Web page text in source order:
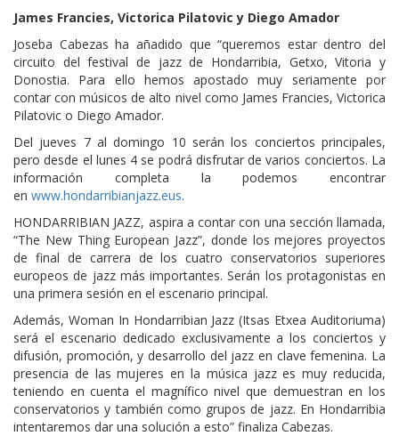
James Francies, Victorica Pilatovic y Diego Amador
Joseba Cabezas ha añadido que “queremos estar dentro del
circuito del festival de jazz de Hondarribia, Getxo, Vitoria y
Donostia. Para ello hemos apostado muy seriamente por
contar con músicos de alto nivel como James Francies, Victorica
Pilatovic o Diego Amador.
Del jueves 7 al domingo 10 serán los conciertos principales,
pero desde el lunes 4 se podrá disfrutar de varios conciertos. La
información completa la podemos encontrar
en www.hondarribianjazz.eus.
HONDARRIBIAN JAZZ, aspira a contar con una sección llamada,
“The New Thing European Jazz”, donde los mejores proyectos
de final de carrera de los cuatro conservatorios superiores
europeos de jazz más importantes. Serán los pro­tagonistas en
una primera sesión en el escenario principal.
Además, Woman In Hondarribian Jazz (Itsas Etxea Auditoriuma)
será el escenario dedicado exclusivamente a los conciertos y
difusión, promoción, y desarrollo del jazz en clave femenina. La
presencia de las mujeres en la música jazz es muy reducida,
teniendo en cuenta el magnífico nivel que demuestran en los
conservatorios y también como grupos de jazz. En Hondarribia
intentaremos dar una solución a esto” finaliza Cabezas.